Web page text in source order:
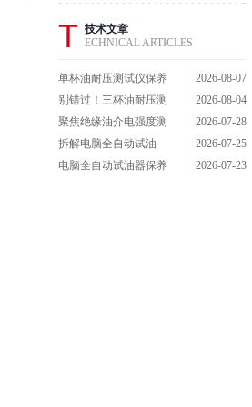
T 技术文章
ECHNICAL ARTICLES
单杯油耐压测试仪保养
避坑指南：细节做到
位，设备不闹脾气
2026-08-07
别错过！三杯油耐压测
试仪操作流程全解析，
一步到位不踩坑
2026-08-04
聚焦绝缘油介电强度测
试仪：那些决定检测效
能的关键特点
2026-07-28
拆解电脑全自动试油
器：核心组成部件，藏
2026-07-25
电脑全自动试油器保养
2026-07-23